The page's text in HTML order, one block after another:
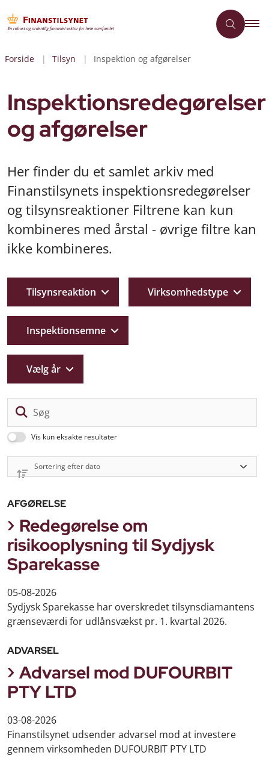
Forside Tilsyn Inspektion og afgørelser
Inspektionsredegørelser
og afgørelser
Her finder du et samlet arkiv med
Finanstilsynets inspektionsredegørelser
og tilsynsreaktioner Filtrene kan kun
kombineres med årstal - øvrige filtre kan
ikke kombineres.
Vis kun eksakte resultater
Tilsynsreaktion Virksomhedstype
Inspektionsemne
Vælg år
AFGØRELSE
Redegørelse om
risikooplysning til Sydjysk
Sparekasse
05-08-2026
Sydjysk Sparekasse har overskredet tilsynsdiamantens
grænseværdi for udlånsvækst pr. 1. kvartal 2026.
ADVARSEL
Advarsel mod DUFOURBIT
PTY LTD
03-08-2026
Finanstilsynet udsender advarsel mod at investere
gennem virksomheden DUFOURBIT PTY LTD